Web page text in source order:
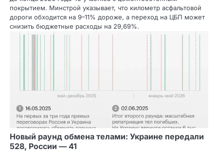
покрытием. Минстрой указывает, что километр асфальтовой
дороги обходится на 9–11% дороже, а переход на ЦБП может
снизить бюджетные расходы на 29,69%.
Новый раунд обмена телами: Украине передали
528, России — 41